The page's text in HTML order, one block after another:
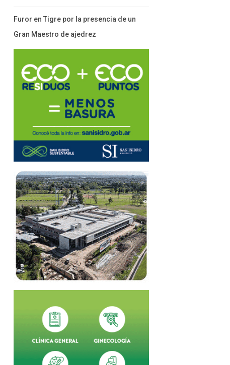
Furor en Tigre por la presencia de un
Gran Maestro de ajedrez